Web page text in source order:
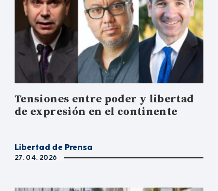
Tensiones entre poder y libertad
de expresión en el continente
Libertad de Prensa
27. 04. 2026